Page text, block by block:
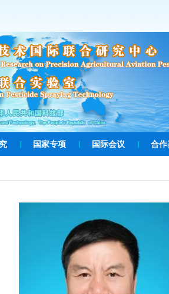
国家专项 国际会议 合作